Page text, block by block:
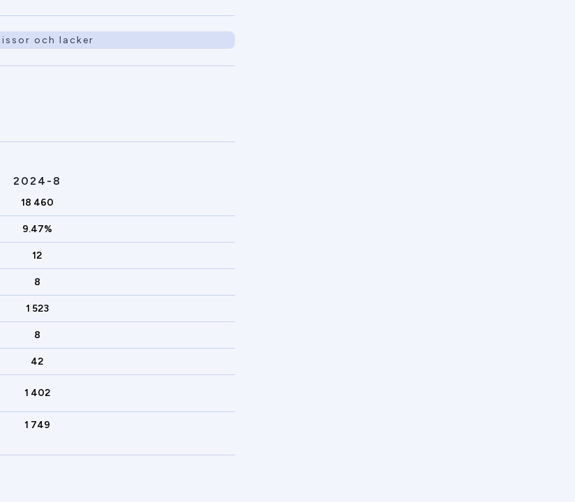
och lacker
2024-8
18 460
9.47%
12
8
1 523
8
42
1 402
1 749